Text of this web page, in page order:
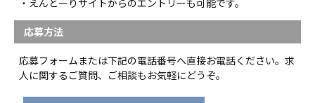
・えんとーりサイトからのエントリーも可能です。
応募方法
応募フォームまたは下記の電話番号へ直接お電話ください。求
人に関するご質問、ご相談もお気軽にどうぞ。